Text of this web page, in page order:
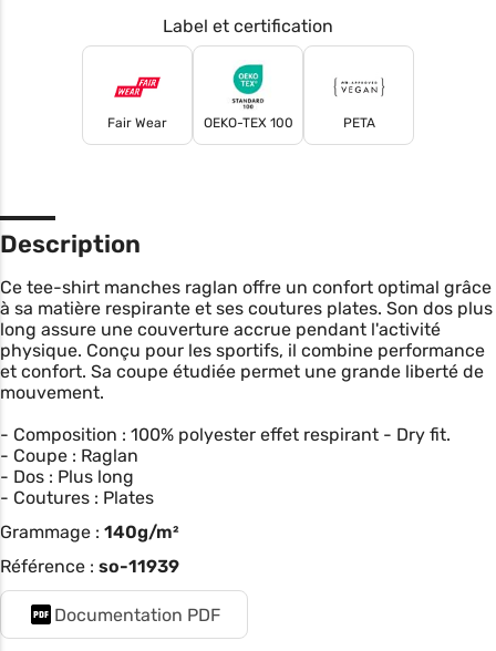
Label et certification
Fair Wear OEKO-TEX 100 PETA
Description
Ce tee-shirt manches raglan offre un confort optimal grâce
à sa matière respirante et ses coutures plates. Son dos plus
long assure une couverture accrue pendant l'activité
physique. Conçu pour les sportifs, il combine performance
et confort. Sa coupe étudiée permet une grande liberté de
mouvement.
- Composition : 100% polyester effet respirant - Dry fit.
- Coupe : Raglan
- Dos : Plus long
- Coutures : Plates
Grammage : 140g/m²
Référence : so-11939
Documentation PDF